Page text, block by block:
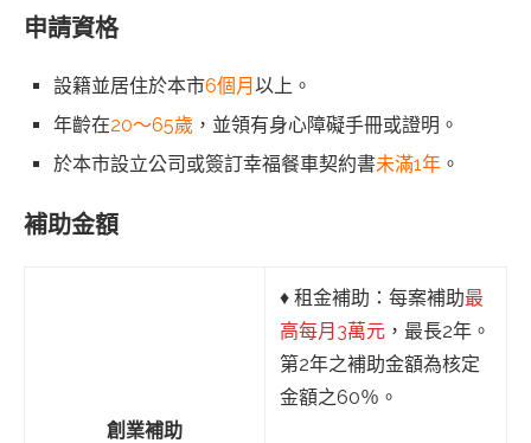
申請資格
設籍並居住於本市6個月 以上。
年齡在20～65歲 ，並領有身心障礙手冊或證明。
於本市設立公司或簽訂幸福餐車契約書未滿1年 。
補助金額
創業補助
♦︎ 租金補助：每案補助最
高每月3萬元 ，最長2年。
第2年之補助金額為核定
金額之60％。